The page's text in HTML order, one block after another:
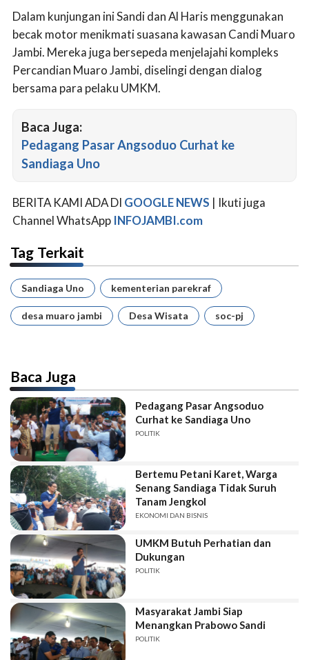
Dalam kunjungan ini Sandi dan Al Haris menggunakan
becak motor menikmati suasana kawasan Candi Muaro
Jambi. Mereka juga bersepeda menjelajahi kompleks
Percandian Muaro Jambi, diselingi dengan dialog
bersama para pelaku UMKM.
Baca Juga:
Pedagang Pasar Angsoduo Curhat ke
Sandiaga Uno
BERITA KAMI ADA DI GOOGLE NEWS | Ikuti juga
Channel WhatsApp INFOJAMBI.com
Tag Terkait
Sandiaga Uno kementerian parekraf
desa muaro jambi Desa Wisata soc-pj
Baca Juga
Pedagang Pasar Angsoduo
Curhat ke Sandiaga Uno
POLITIK
Bertemu Petani Karet, Warga
Senang Sandiaga Tidak Suruh
Tanam Jengkol
EKONOMI DAN BISNIS
UMKM Butuh Perhatian dan
Dukungan
POLITIK
Masyarakat Jambi Siap
Menangkan Prabowo Sandi
POLITIK